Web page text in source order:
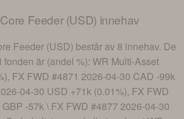
Feeder (USD) innehav
Feeder (USD) består av 8 innehav. De
fonden är (andel %):WR Multi-Asset
FX FWD #4871 2026-04-30 CAD -99k
04-30 USD +71k (0.01%), FX FWD
-57k \ FX FWD #4877 2026-04-30